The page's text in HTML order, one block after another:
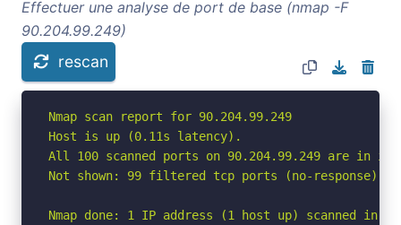
Effectuer une analyse de port de base (nmap -F
90.204.99.249)
rescan
Nmap scan report for 90.204.99.249
Host is up (0.11s latency).
All 100 scanned ports on 90.204.99.249 are in
Not shown: 99 filtered tcp ports (no-
Nmap done: 1 IP address (1 host up) scanned in